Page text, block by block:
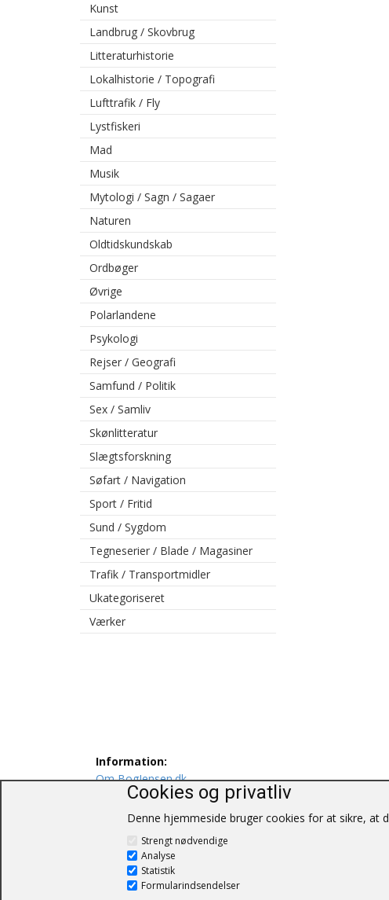
Kunst
Landbrug / Skovbrug
Litteraturhistorie
Lokalhistorie / Topografi
Lufttrafik / Fly
Lystfiskeri
Mad
Musik
Mytologi / Sagn / Sagaer
Naturen
Oldtidskundskab
Ordbøger
Øvrige
Polarlandene
Psykologi
Rejser / Geografi
Samfund / Politik
Sex / Samliv
Skønlitteratur
Slægtsforskning
Søfart / Navigation
Sport / Fritid
Sund / Sygdom
Tegneserier / Blade / Magasiner
Trafik / Transportmidler
Ukategoriseret
Værker
Information:
Om BogJensen.dk
Levering
Persondatapolitik
Salgs og leveringsbetingelser
Kontakt os
Cookies og privatliv
Denne hjemmeside bruger cookies for at sikre, at
Strengt nødvendige
Analyse
Statistik
Formularindsendelser